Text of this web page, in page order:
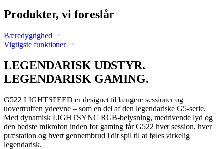
Produkter, vi foreslår
Bæredygtighed
Vigtigste funktioner
LEGENDARISK UDSTYR.
LEGENDARISK GAMING.
G522 LIGHTSPEED er designet til længere sessioner og
uovertruffen ydeevne – som en del af den legendariske G5-serie.
Med dynamisk LIGHTSYNC RGB-belysning, medrivende lyd og
den bedste mikrofon inden for gaming får G522 hver session, hver
præstation og hvert gennembrud i dit spil til at føles virkelig
legendarisk.